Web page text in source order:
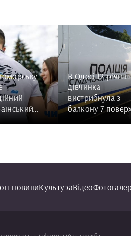
В Одесі 12-річна
дівчинка
вистрибнула з
балкону 7
новиниКультураВідео